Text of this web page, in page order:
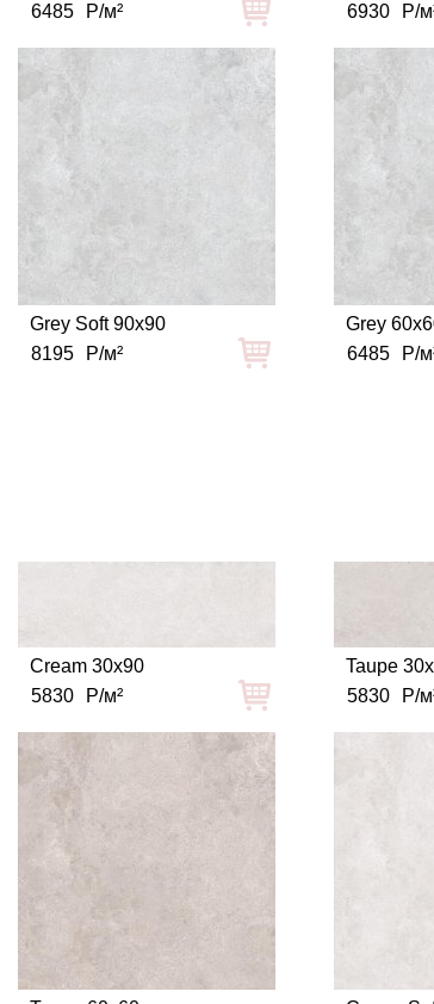
6485
Р/м²
6930
Р/
Grey Soft 90x90
8195
Р/м²
Grey
6485
Р/
Cream 30x90
5830
Р/м²
Taupe
5830
Р/